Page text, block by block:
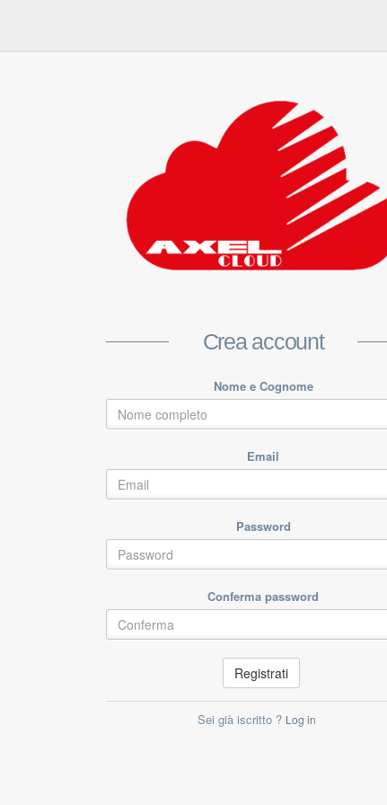
Crea account
Nome e Cognome
Email
Password
Conferma password
Registrati
Sei già iscritto ? Log in